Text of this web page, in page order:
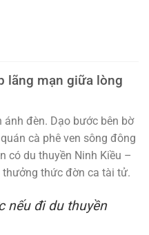
lãng mạn giữa lòng
ánh đèn. Dạo bước bên bờ
cà phê ven sông đông
có du thuyền Ninh Kiều –
thưởng thức đờn ca tài tử.
nếu đi du thuyền